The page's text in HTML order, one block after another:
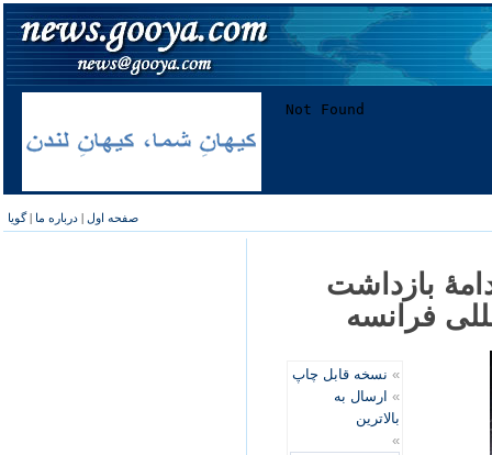
صفحه اول | درباره ما |گویا
بازداشت
فرانسه
» نسخه قابل چاپ
» ارسال به
بالاترین
»